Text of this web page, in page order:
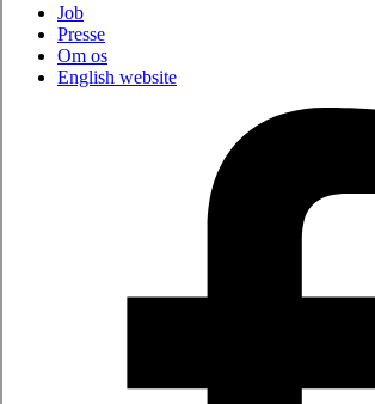
Job
Presse
Om os
English website